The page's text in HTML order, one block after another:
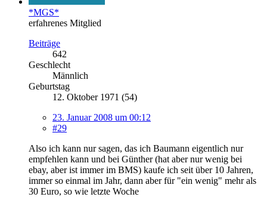
*MGS*
erfahrenes Mitglied
Beiträge
642
Geschlecht
Männlich
Geburtstag
12. Oktober 1971 (54)
23. Januar 2008 um 00:12
#29
Also ich kann nur sagen, das ich Baumann eigentlich nur
empfehlen kann und bei Günther (hat aber nur wenig bei
ebay, aber ist immer im BMS) kaufe ich seit über 10 Jahren,
immer so einmal im Jahr, dann aber für "ein wenig" mehr als
30 Euro, so wie letzte Woche